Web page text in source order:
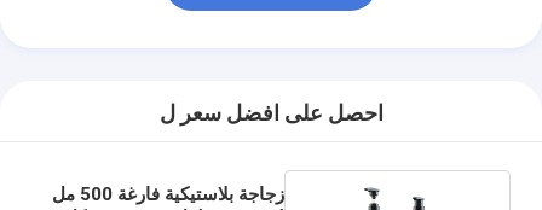
احصل على افضل سعر ل
زجاجة بلاستيكية فارغة 500 مل